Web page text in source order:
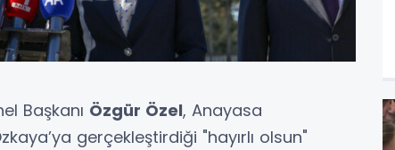
Başkanı Özgür Özel, Anayasa
gerçekleştirdiği "hayırlı olsun"